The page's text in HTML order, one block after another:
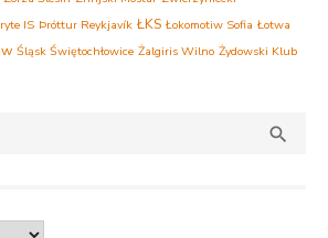
IS Þróttur Reykjavík ŁKS Łokomotiw Sofia Łotwa
Śląsk Świętochłowice Żalgiris Wilno Żydowski Klub
